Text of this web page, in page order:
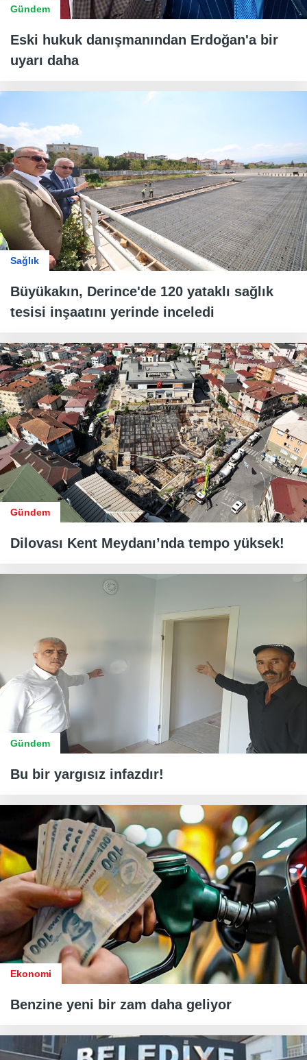
Gündem
Eski hukuk danışmanından Erdoğan'a bir
uyarı daha
Sağlık
Büyükakın, Derince'de 120 yataklı sağlık
tesisi inşaatını yerinde inceledi
Gündem
Dilovası Kent Meydanı’nda tempo yüksek!
Gündem
Bu bir yargısız infazdır!
Ekonomi
Benzine yeni bir zam daha geliyor